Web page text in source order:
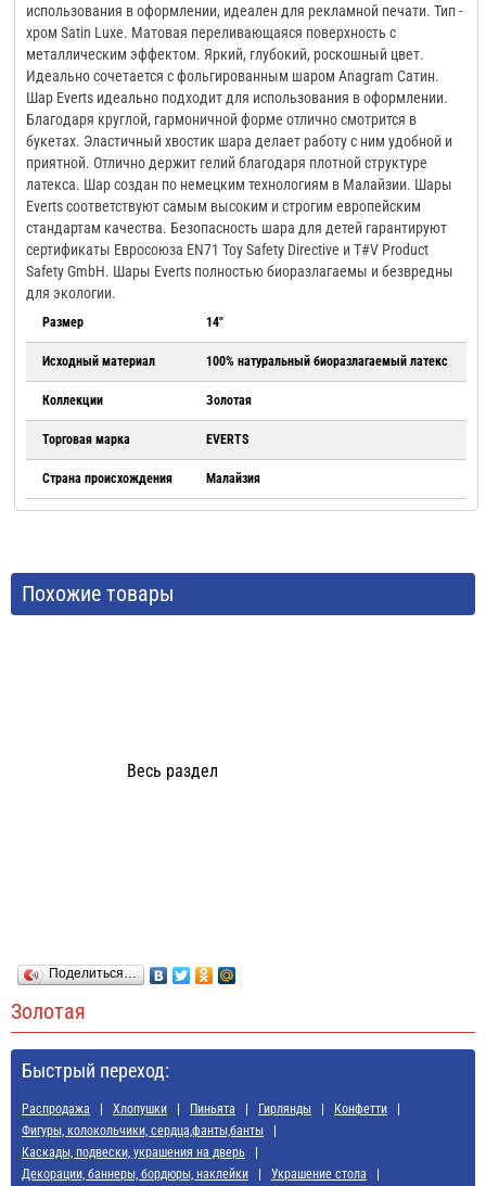
использования в оформлении, идеален для рекламной печати. Тип -
хром Satin Luxe. Матовая переливающаяся поверхность с
металлическим эффектом. Яркий, глубокий, роскошный цвет.
Идеально сочетается с фольгированным шаром Anagram Сатин.
Шар Everts идеально подходит для использования в оформлении.
Благодаря круглой, гармоничной форме отлично смотрится в
букетах. Эластичный хвостик шара делает работу с ним удобной и
приятной. Отлично держит гелий благодаря плотной структуре
латекса. Шар создан по немецким технологиям в Малайзии. Шары
Everts соответствуют самым высоким и строгим европейским
стандартам качества. Безопасность шара для детей гарантируют
сертификаты Евросоюза EN71 Toy Safety Directive и T#V Product
Safety GmbH. Шары Everts полностью биоразлагаемы и безвредны
для экологии.
Размер 14"
Исходный материал 100% натуральный биоразлагаемый латекс
Коллекции Золотая
Торговая марка EVERTS
Страна происхождения Малайзия
Похожие товары
Весь раздел
Поделиться…
Золотая
Быстрый переход:
Распродажа Хлопушки Пиньята Гирлянды
Конфетти
Фигуры, колокольчики, сердца,фанты,банты
Каскады, подвески, украшения на дверь
Декорации, баннеры, бордюры, наклейки
Украшение стола